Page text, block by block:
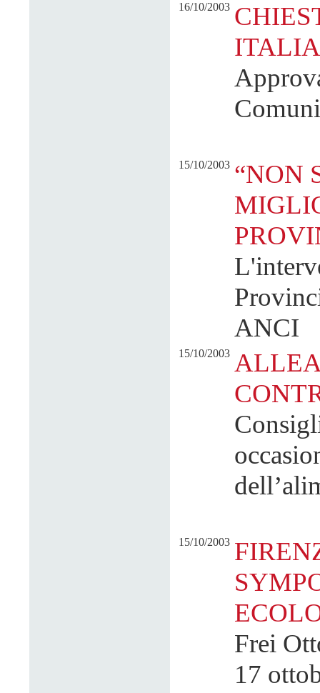
16/10/2003
15/10/2003 “NON
ANCI
15/10/2003
15/10/2003
Frei
17